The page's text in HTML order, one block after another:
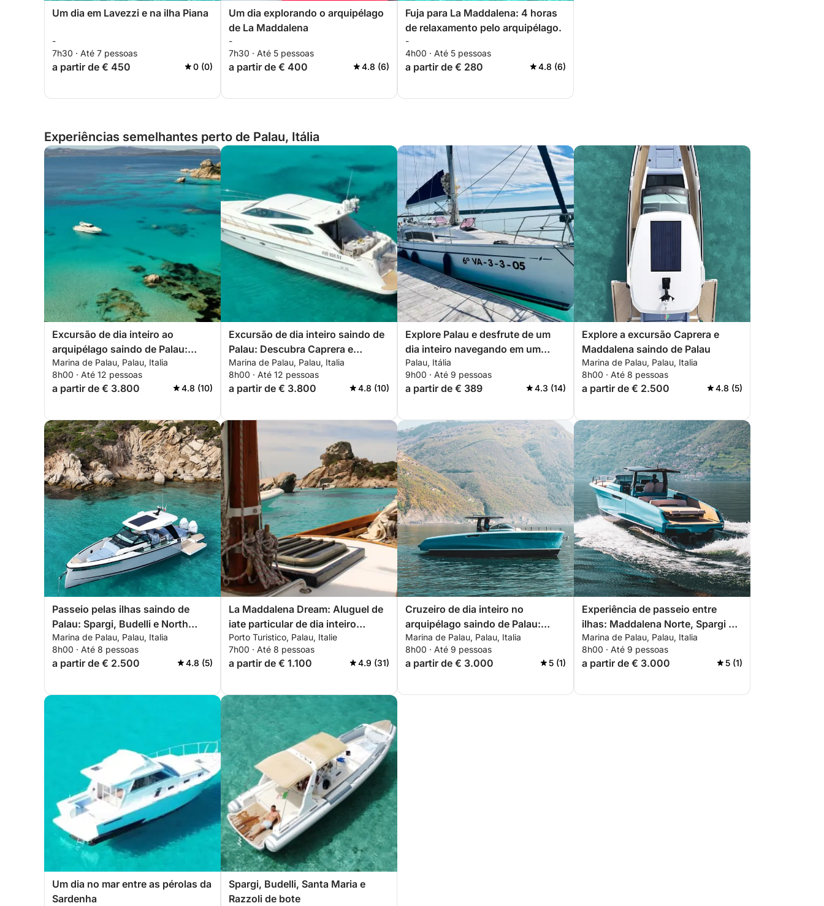
Um dia em Lavezzi e na ilha Piana
-
7h30 · Até 7 pessoas
a partir de € 450 0 (0)
Um dia explorando o arquipélago
de La Maddalena
-
7h30 · Até 5 pessoas
a partir de € 400 4.8 (6)
Fuja para La Maddalena: 4 horas
de relaxamento pelo arquipélago.
-
4h00 · Até 5 pessoas
a partir de € 280 4.8 (6)
Experiências semelhantes perto de Palau, Itália
Excursão de dia inteiro ao
arquipélago saindo de Palau:
Caprera, Maddalena, Spargi e
Budelli
Marina de Palau, Palau, Italia
8h00 · Até 12 pessoas
a partir de € 3.800 4.8 (10)
Excursão de dia inteiro saindo de
Palau: Descubra Caprera e
Maddalena
Marina de Palau, Palau, Italia
8h00 · Até 12 pessoas
a partir de € 3.800 4.8 (10)
Explore Palau e desfrute de um
dia inteiro navegando em um
veleiro.
Palau, Itália
9h00 · Até 9 pessoas
a partir de € 389 4.3 (14)
Explore a excursão Caprera e
Maddalena saindo de Palau
Marina de Palau, Palau, Italia
8h00 · Até 8 pessoas
a partir de € 2.500 4.8 (5)
Passeio pelas ilhas saindo de
Palau: Spargi, Budelli e North
Maddalena
Marina de Palau, Palau, Italia
8h00 · Até 8 pessoas
a partir de € 2.500 4.8 (5)
La Maddalena Dream: Aluguel de
iate particular de dia inteiro
saindo de Palau
Porto Turistico, Palau, Italie
7h00 · Até 8 pessoas
a partir de € 1.100 4.9 (31)
Cruzeiro de dia inteiro no
arquipélago saindo de Palau:
Caprera a Budelli
Marina de Palau, Palau, Italia
8h00 · Até 9 pessoas
a partir de € 3.000 5 (1)
Experiência de passeio entre
ilhas: Maddalena Norte, Spargi e
Budelli, partindo de Palau
Marina de Palau, Palau, Italia
8h00 · Até 9 pessoas
a partir de € 3.000 5 (1)
Um dia no mar entre as pérolas da
Sardenha
Spargi, Budelli, Santa Maria e
Razzoli de bote